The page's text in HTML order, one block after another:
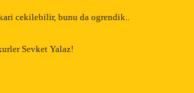
cekilebilir, bunu da ogrendik..
Sevket Yalaz!